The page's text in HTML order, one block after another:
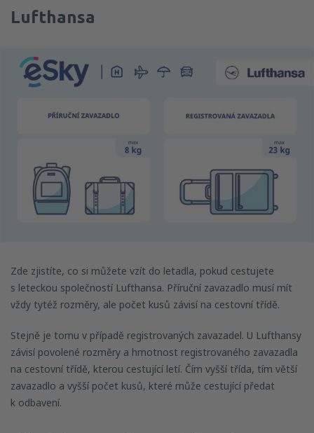
Lufthansa
Zde zjistíte, co si můžete vzít do letadla, pokud cestujete
s leteckou společností Lufthansa. Příruční zavazadlo musí mít
vždy tytéž rozměry, ale počet kusů závisí na cestovní třídě.
Stejně je tomu v případě registrovaných zavazadel. U Lufthansy
závisí povolené rozměry a hmotnost registrovaného zavazadla
na cestovní třídě, kterou cestující letí. Čím vyšší třída, tím větší
zavazadlo a vyšší počet kusů, které může cestující předat
k odbavení.